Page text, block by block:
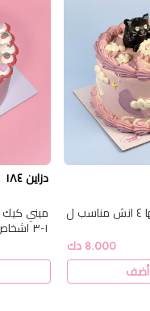
ميني كيك حجمها ٤ انش مناسب ل
8.000 دك
أضف
دزاين ١٨٤
١-٣ اشخاص